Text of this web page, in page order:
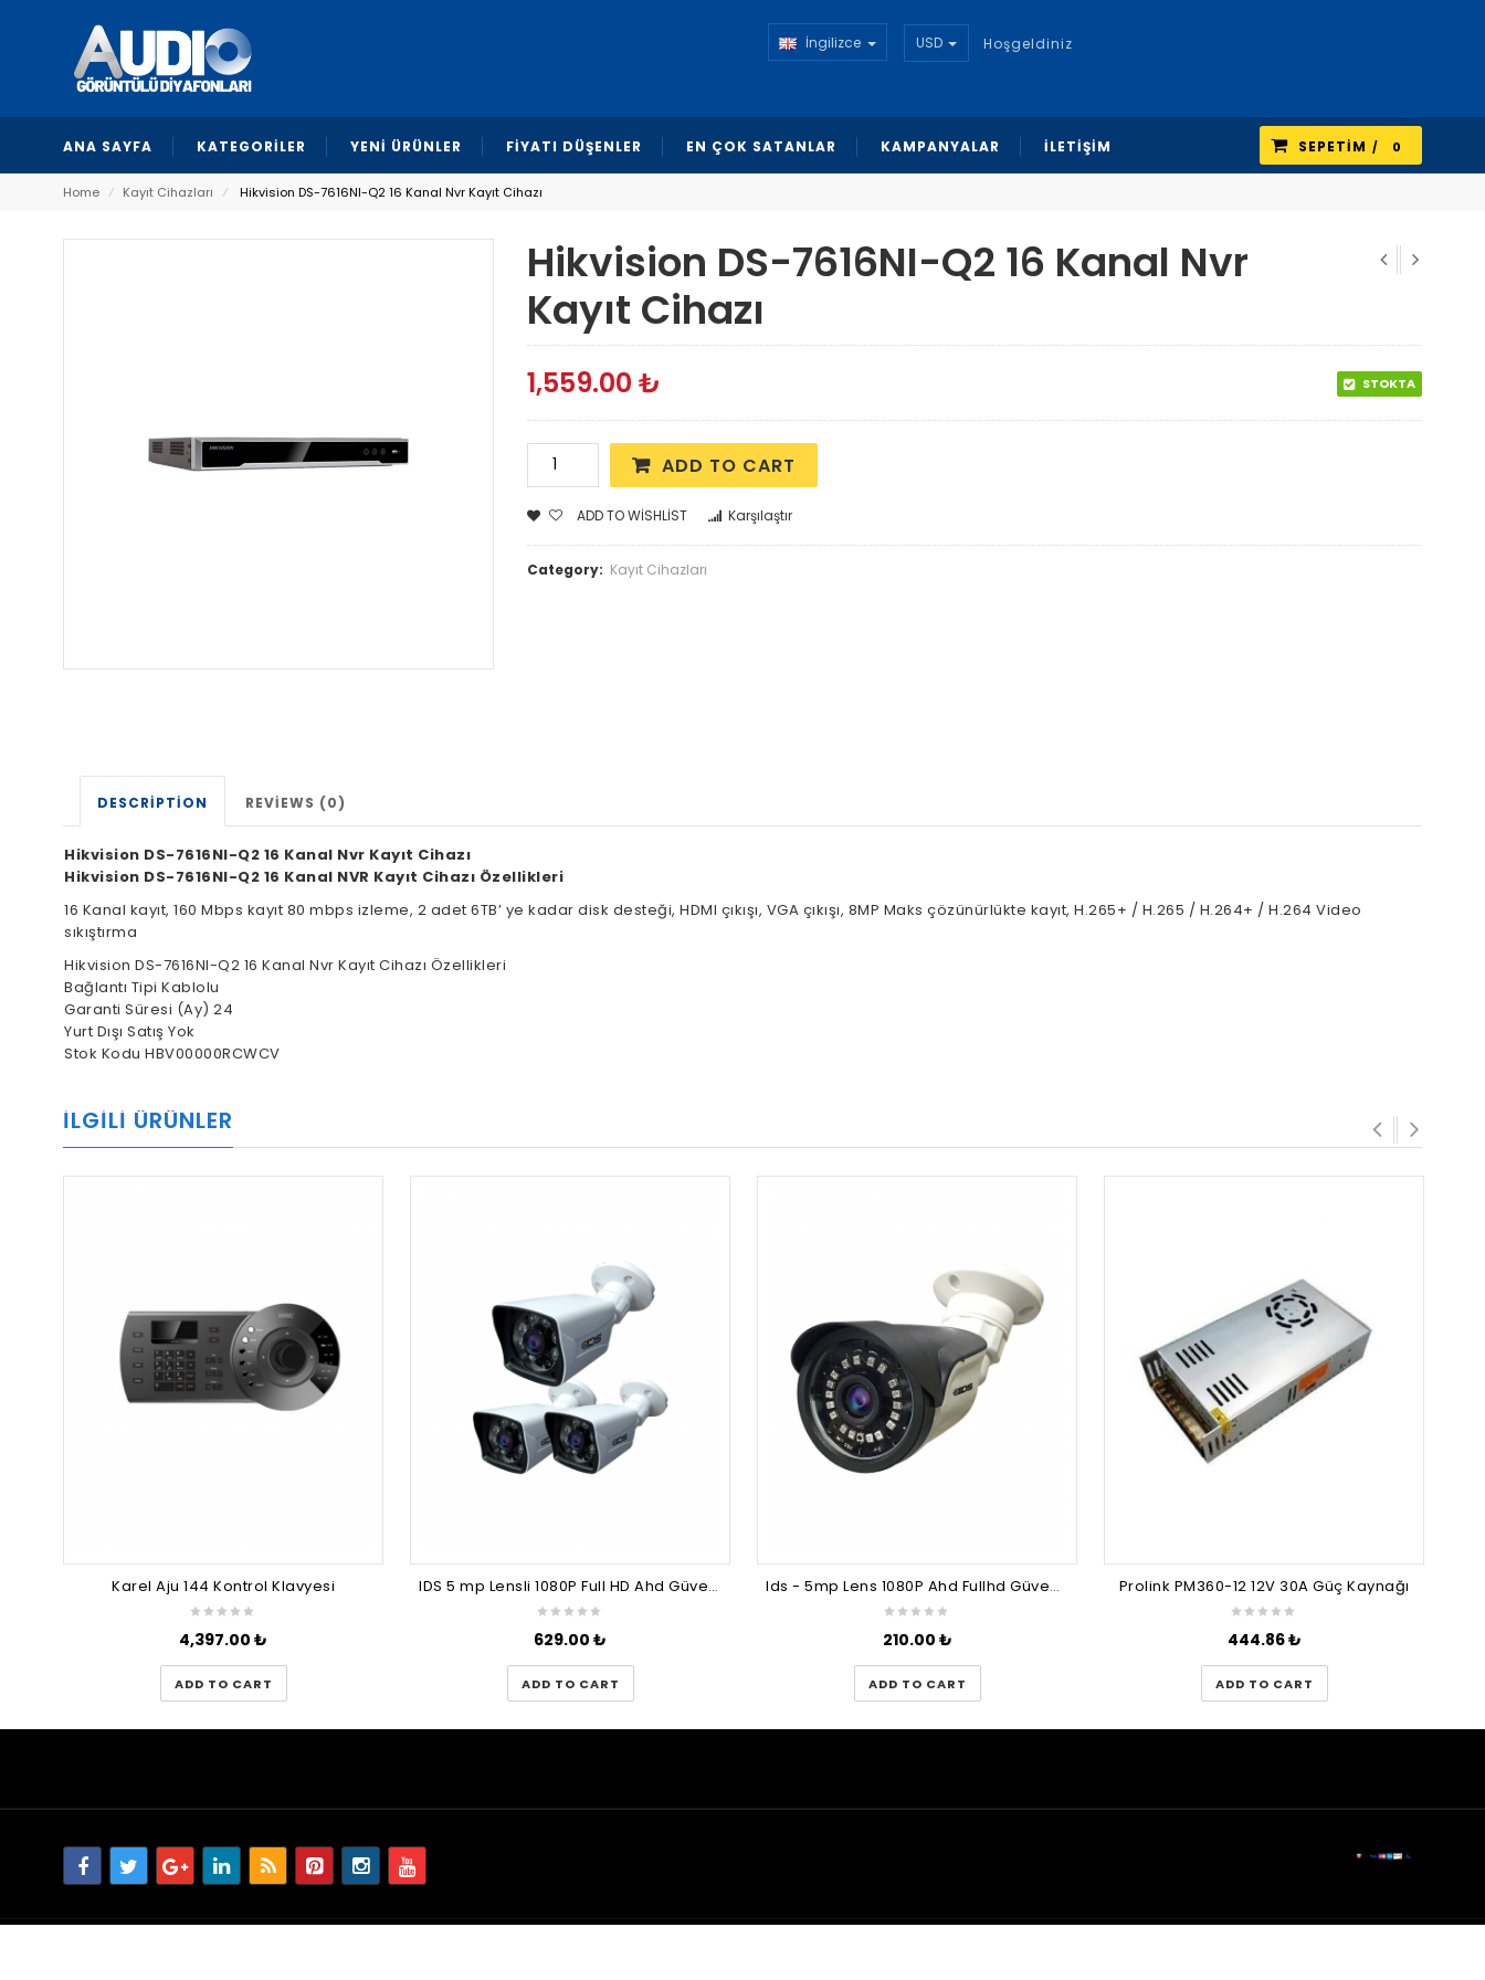
İngilizce USD Hoşgeldiniz
ANA SAYFA KATEGORİLER YENİ ÜRÜNLER FİYATI DÜŞENLER EN ÇOK SATANLAR KAMPANYALAR İLETİŞİM SEPETIM 0
Home ⁄ Kayıt Cihazları ⁄ Hikvision DS-7616NI-Q2 16 Kanal Nvr Kayıt Cihazı
Hikvision DS-7616NI-Q2 16 Kanal Nvr
Kayıt Cihazı
1,559.00 ₺ STOKTA
ADD TO CART
ADD TO WISHLIST Karşılaştır
Category: Kayıt Cihazları
DESCRIPTION REVIEWS (0)
Hikvision DS-7616NI-Q2 16 Kanal Nvr Kayıt Cihazı
Hikvision DS-7616NI-Q2 16 Kanal NVR Kayıt Cihazı Özellikleri
16 Kanal kayıt, 160 Mbps kayıt 80 mbps izleme, 2 adet 6TB’ ye kadar disk desteği, HDMI çıkışı, VGA çıkışı, 8MP Maks çözünürlükte kayıt, H.265+ / H.265 / H.264+ / H.264 Video
sıkıştırma
Hikvision DS-7616NI-Q2 16 Kanal Nvr Kayıt Cihazı Özellikleri
Bağlantı Tipi Kablolu
Garanti Süresi (Ay) 24
Yurt Dışı Satış Yok
Stok Kodu HBV00000RCWCV
İLGILI ÜRÜNLER
Karel Aju 144 Kontrol Klavyesi
4,397.00 ₺
ADD TO CART
IDS 5 mp Lensli 1080P Full HD Ahd Güvenlik Kamerası Kamera Sistemleri Için Gece Görüşlü Su Geçirmez 3 Adet
629.00 ₺
ADD TO CART
Ids - 5mp Lens 1080P Ahd Fullhd Güvenlik Kamerası - 18 Nano LED Gece Görüşlü - Su Geçirmez
210.00 ₺
ADD TO CART
Prolink PM360-12 12V 30A Güç Kaynağı
444.86₺
ADD TO CART